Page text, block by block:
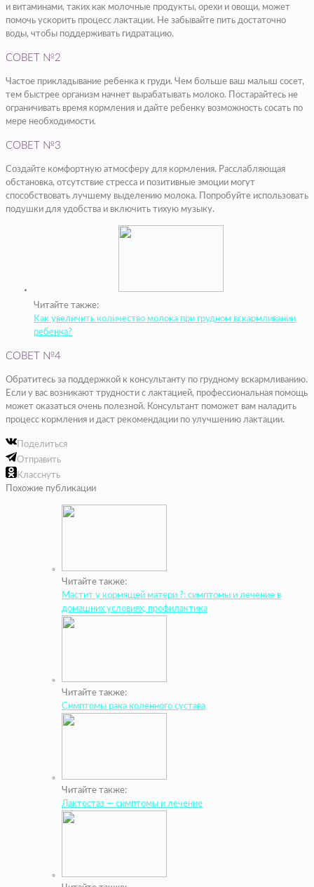
и витаминами, таких как молочные продукты, орехи и овощи, может
помочь ускорить процесс лактации. Не забывайте пить достаточно
воды, чтобы поддерживать гидратацию.
СОВЕТ №2
Частое прикладывание ребенка к груди. Чем больше ваш малыш сосет,
тем быстрее организм начнет вырабатывать молоко. Постарайтесь не
ограничивать время кормления и дайте ребенку возможность сосать по
мере необходимости.
СОВЕТ №3
Создайте комфортную атмосферу для кормления. Расслабляющая
обстановка, отсутствие стресса и позитивные эмоции могут
способствовать лучшему выделению молока. Попробуйте использовать
подушки для удобства и включить тихую музыку.
Читайте также:
Как увеличить количество молока при грудном вскармливании
ребенка?
СОВЕТ №4
Обратитесь за поддержкой к консультанту по грудному вскармливанию.
Если у вас возникают трудности с лактацией, профессиональная помощь
может оказаться очень полезной. Консультант поможет вам наладить
процесс кормления и даст рекомендации по улучшению лактации.
Поделиться
Отправить
Класснуть
Похожие публикации
Читайте также:
Мастит у кормящей матери ?: симптомы и лечение в
домашних условиях, профилактика
Читайте также:
Симптомы рака коленного сустава
Читайте также:
Лактостаз — симптомы и лечение